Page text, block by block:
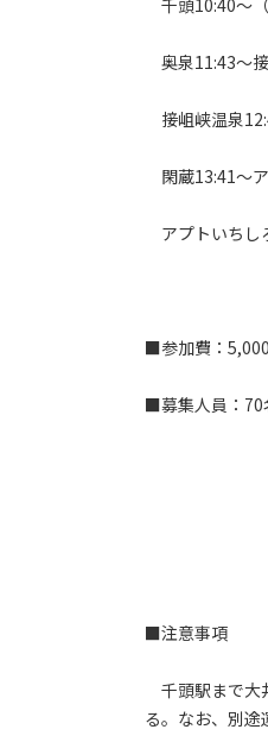
千頭10:40～
奥泉11:43～
接岨峡温泉
閑蔵13:41～
アプトいちし
■参加費：
■募集人員：70
※お酒の入
※満員に
■注意事項
千頭駅まで大
る。なお、別途